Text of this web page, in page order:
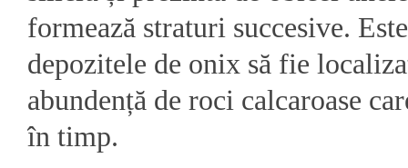
formează straturi succesive.
depozitele de onix să fie
abundență de roci calcaroase
în timp.